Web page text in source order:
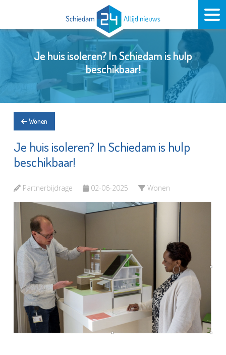
Je huis isoleren? In Schiedam is hulp
beschikbaar!
Wonen
Je huis isoleren? In Schiedam is hulp
beschikbaar!
Partnerbijdrage 02-06-2025 Wonen